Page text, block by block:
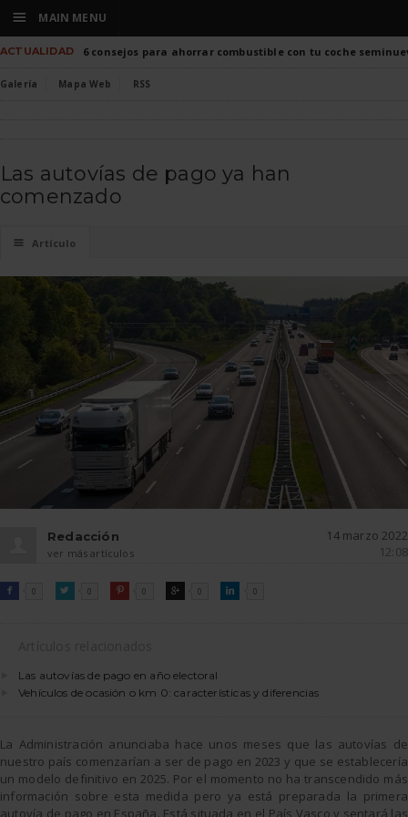
ACTUALIDAD 6 consejos para ahorrar combustible con tu coche
Galería Mapa Web RSS
Las autovías de pago ya han
comenzado
☰ Artículo
Redacción
ver más artículos
14 marzo 2022
12:08

FACEBOOK
0 
TWITTER0 
PINTEREST
0 
GOOGLE0 
LINKEDIN
0
Las autovías de pago en año electoral
Vehículos de ocasión o km 0: características y diferencias
La Administración anunciaba hace unos meses que las autovías de
nuestro país comenzarían a ser de pago en 2023 y que se establecería
un modelo definitivo en 2025. Por el momento no ha transcendido más
información sobre esta medida pero ya está preparada la primera
autovía de pago en España. Está situada en el País Vasco y sentará las
☰ MAIN MENU